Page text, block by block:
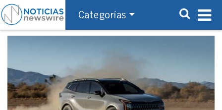
Categorías